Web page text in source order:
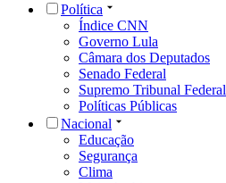
Política
Índice CNN
Governo Lula
Câmara dos Deputados
Senado Federal
Supremo Tribunal Federal
Políticas Públicas
Nacional
Educação
Segurança
Clima